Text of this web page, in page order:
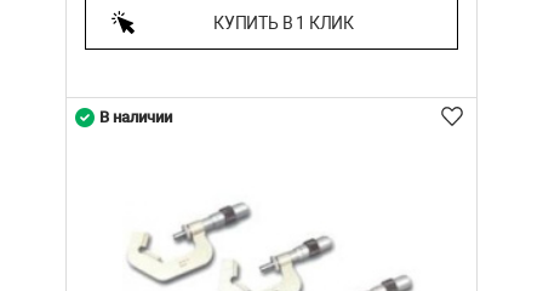
КУПИТЬ В 1 КЛИК
В наличии